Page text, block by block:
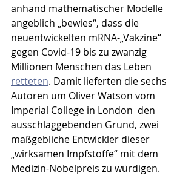
anhand mathematischer Modelle
angeblich „bewies“, dass die
neuentwickelten mRNA-„Vakzine“
gegen Covid-19 bis zu zwanzig
Millionen Menschen das Leben
retteten. Damit lieferten die sechs
Autoren um Oliver Watson vom
Imperial College in London  den
ausschlaggebenden Grund, zwei
maßgebliche Entwickler dieser
„wirksamen Impfstoffe“ mit dem
Medizin-Nobelpreis zu würdigen.